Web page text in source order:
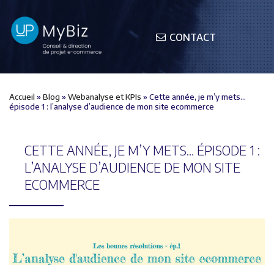
CONTACT
Accueil »Blog »Webanalyse et KPIs »Cette année, je m’y mets…
épisode 1 : l’analyse d’audience de mon site ecommerce
CETTE ANNÉE, JE M’Y METS… ÉPISODE 1 :
L’ANALYSE D’AUDIENCE DE MON SITE
ECOMMERCE